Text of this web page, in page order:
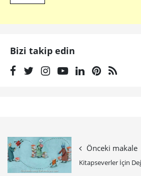
Bizi takip edin
Önceki makale
Kitapseverler İçin